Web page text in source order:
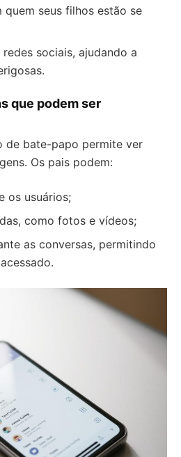
seus filhos estão se
sociais, ajudando a
que podem ser
de bate-papo permite ver
Os pais podem:
os usuários;
como fotos e vídeos;
as conversas, permitindo